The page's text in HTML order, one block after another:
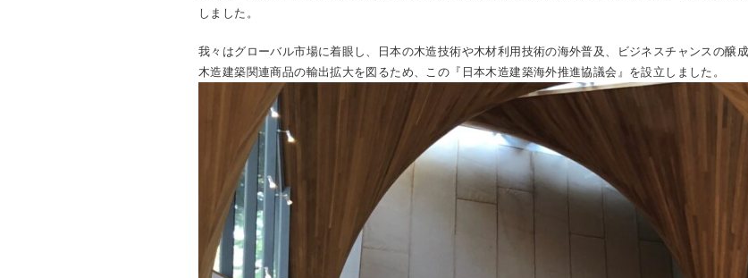
しました。
我々はグローバル市場に着眼し、日本の木造技術や木材利用技術の海外普及、ビジネスチャンスの醸
木造建築関連商品の輸出拡大を図るため、この『日本木造建築海外推進協議会』を設立しました。